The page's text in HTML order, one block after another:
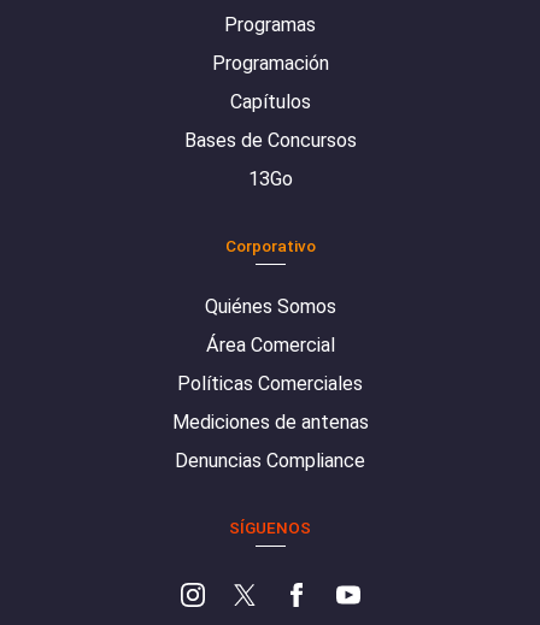
Programas
Programación
Capítulos
Bases de Concursos
13Go
Corporativo
Quiénes Somos
Área Comercial
Políticas Comerciales
Mediciones de antenas
Denuncias Compliance
SÍGUENOS